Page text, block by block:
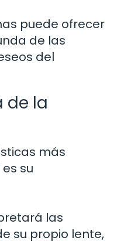
puede ofrecer
de las
del
de la
más
su
las
su propio lente,